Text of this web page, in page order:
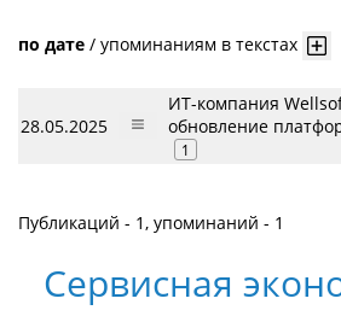
по дате / упоминаниям в текстах
28.05.2025
ИТ-компания
обновление
1
Публикаций - 1, упоминаний - 1
Сервисная